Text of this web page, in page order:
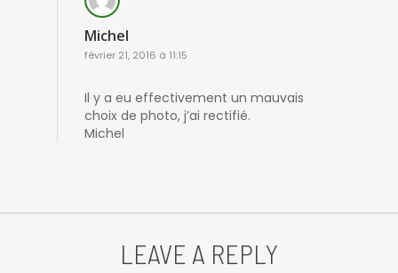
Michel
février 21, 2016 à 11:15
Il y a eu effectivement un mauvais
choix de photo, j’ai rectifié.
Michel
LEAVE A REPLY